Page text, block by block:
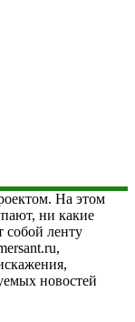
На этом
ни какие
собой ленту
новостей